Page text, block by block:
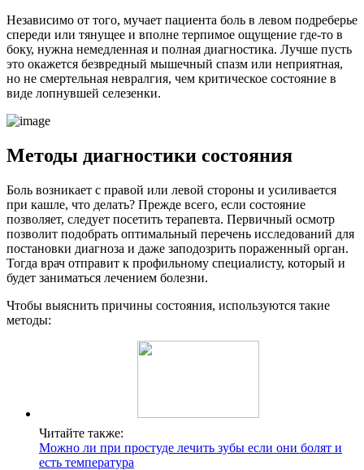
Независимо от того, мучает пациента боль в левом подреберье
спереди или тянущее и вполне терпимое ощущение где-то в
боку, нужна немедленная и полная диагностика. Лучше пусть
это окажется безвредный мышечный спазм или неприятная,
но не смертельная невралгия, чем критическое состояние в
виде лопнувшей селезенки.
Методы диагностики состояния
Боль возникает с правой или левой стороны и усиливается
при кашле, что делать? Прежде всего, если состояние
позволяет, следует посетить терапевта. Первичный осмотр
позволит подобрать оптимальный перечень исследований для
постановки диагноза и даже заподозрить пораженный орган.
Тогда врач отправит к профильному специалисту, который и
будет заниматься лечением болезни.
Чтобы выяснить причины состояния, используются такие
методы:
Читайте также:
Можно ли при простуде лечить зубы если они болят и
есть температура